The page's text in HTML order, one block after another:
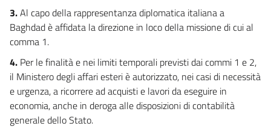
3.Al capo della rappresentanza diplomatica italiana a
Baghdad è affidata la direzione in loco della missione di cui al
comma 1.
4. Per le finalità e nei limiti temporali previsti dai commi 1 e 2,
il Ministero degli affari esteri è autorizzato, nei casi di necessità
e urgenza, a ricorrere ad acquisti e lavori da eseguire in
economia, anche in deroga alle disposizioni di contabilità
generale dello Stato.